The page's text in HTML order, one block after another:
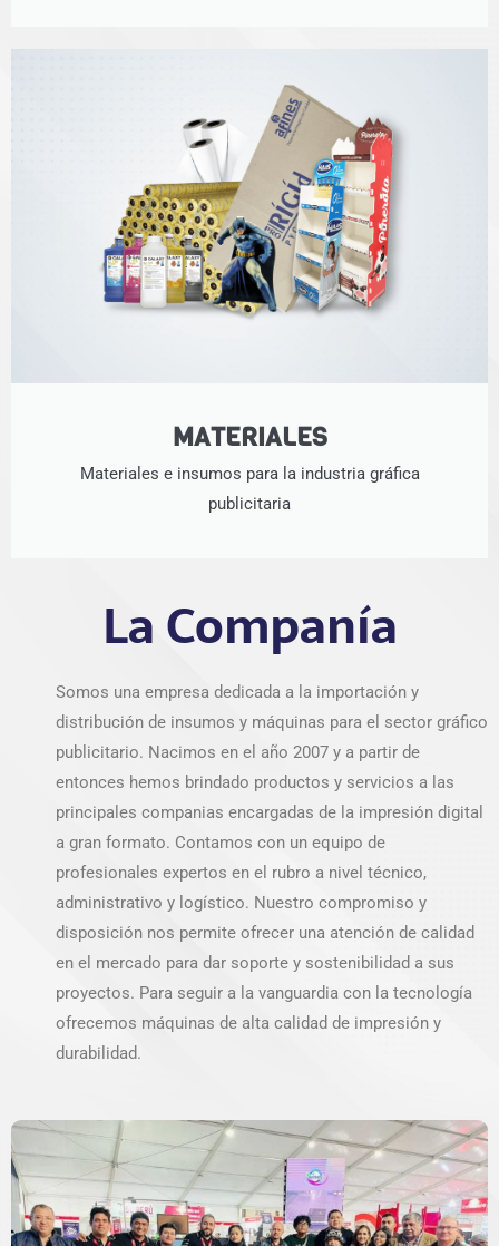
MATERIALES
Materiales e insumos para la industria gráfica
publicitaria
LaCompanía
Somos una empresa dedicada a la importación y
distribución de insumos y máquinas para el sector gráfico
publicitario. Nacimos en el año 2007 y a partir de
entonces hemos brindado productos y servicios a las
principales companias encargadas de la impresión digital
a gran formato. Contamos con un equipo de
profesionales expertos en el rubro a nivel técnico,
administrativo y logístico. Nuestro compromiso y
disposición nos permite ofrecer una atención de calidad
en el mercado para dar soporte y sostenibilidad a sus
proyectos. Para seguir a la vanguardia con la tecnología
ofrecemos máquinas de alta calidad de impresión y
durabilidad.